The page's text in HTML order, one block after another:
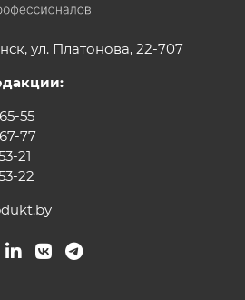
ул. Платонова, 22-707
55
77
21
22